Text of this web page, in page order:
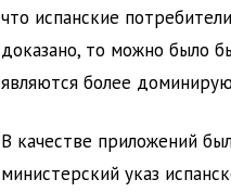
что испанские
доказано, то можно было
являются более
В качестве приложений
министерский указ